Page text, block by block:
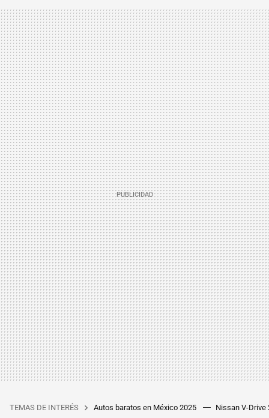
TEMAS DE INTERÉS Autos baratos en México 2025 Nissan V-Drive